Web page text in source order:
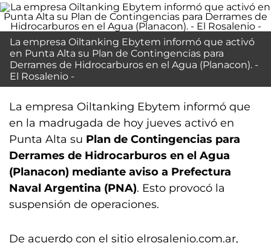
La empresa Oiltanking Ebytem informó que activó
en Punta Alta su Plan de Contingencias para
Derrames de Hidrocarburos en el Agua (Planacon). -
El Rosalenio -
La empresa Oiltanking Ebytem informó que
en la madrugada de hoy jueves activó en
Punta Alta su Plan de Contingencias para
Derrames de Hidrocarburos en el Agua
(Planacon) mediante aviso a Prefectura
Naval Argentina (PNA). Esto provocó la
suspensión de operaciones.
De acuerdo con el sitio elrosalenio.com.ar,